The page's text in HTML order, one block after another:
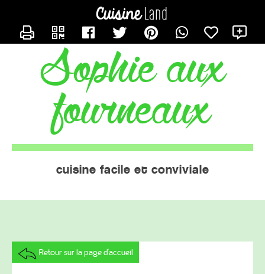
sophie aux
fourneaux
cuisine facile et conviviale
Retour sur la page d'accueil
CONTACTER SOPSOP